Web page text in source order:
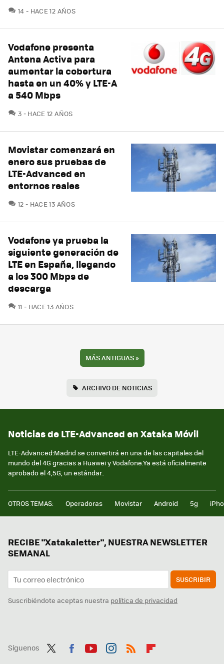
14 COMENTARIOS
HACE 12 AÑOS
Vodafone presenta
Antena Activa para
aumentar la cobertura
hasta en un 40% y LTE-A
a 540 Mbps
3 COMENTARIOS
HACE 12 AÑOS
Movistar comenzará en
enero sus pruebas de
LTE-Advanced en
entornos reales
12 COMENTARIOS
HACE 13 AÑOS
Vodafone ya prueba la
siguiente generación de
LTE en España, llegando
a los 300 Mbps de
descarga
11 COMENTARIOS
HACE 13 AÑOS
MÁS ANTIGUAS»
ARCHIVO DE NOTICIAS
Noticias de LTE-Advanced en Xataka Móvil
LTE-Advanced:Madrid se convertirá en una de las capitales del
mundo del 4G gracias a Huawei y Vodafone.Ya está oficialmente
aprobado el 4,5G, un estándar..
OTROS TEMAS: Operadoras Movistar Android 5g
RECIBE "Xatakaletter", NUESTRA NEWSLETTER
SEMANAL
SUSCRIBIR
Suscribiéndote aceptas nuestra política de privacidad
Síguenos